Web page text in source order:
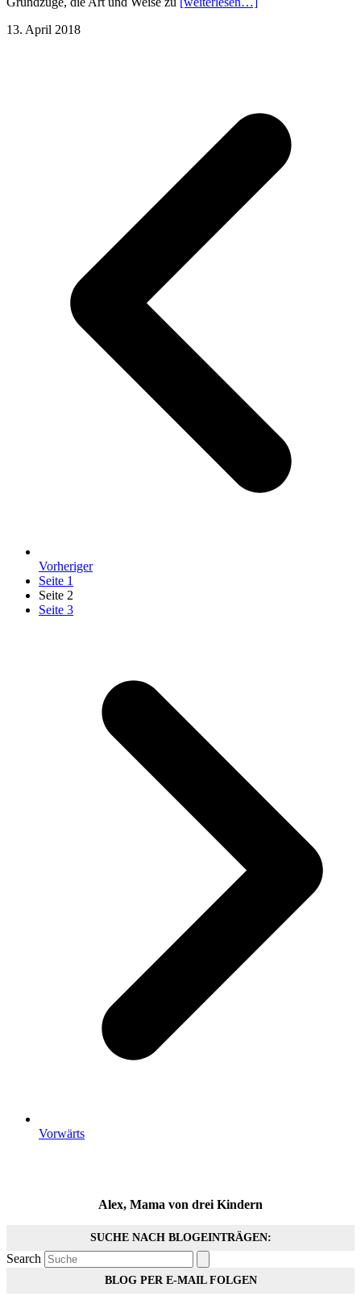
13. April 2018
Vorheriger
Seite 1
Seite 2
Seite 3
Vorwärts
Alex, Mama von drei Kindern
SUCHE NACH BLOGEINTRÄGEN:
Search
BLOG PER E-MAIL FOLGEN